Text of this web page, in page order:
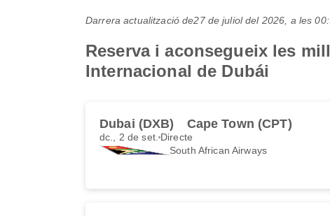
Darrera actualització de27 de juliol del 2026, a les
Reserva i aconsegueix les
Internacional de Dubái
Dubai (DXB) Cape Town (CPT)
dc., 2 de set. Directe
South African Airways